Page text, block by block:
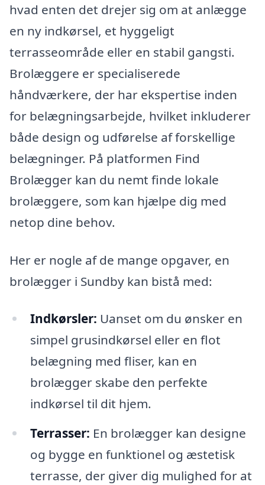
hvad enten det drejer sig om at anlægge
en ny indkørsel, et hyggeligt
terrasseområde eller en stabil gangsti.
Brolæggere er specialiserede
håndværkere, der har ekspertise inden
for belægningsarbejde, hvilket inkluderer
både design og udførelse af forskellige
belægninger. På platformen Find
Brolægger kan du nemt finde lokale
brolæggere, som kan hjælpe dig med
netop dine behov.
Her er nogle af de mange opgaver, en
brolægger i Sundby kan bistå med:
Indkørsler: Uanset om du ønsker en
simpel grusindkørsel eller en flot
belægning med fliser, kan en
brolægger skabe den perfekte
indkørsel til dit hjem.
Terrasser: En brolægger kan designe
og bygge en funktionel og æstetisk
terrasse, der giver dig mulighed for at